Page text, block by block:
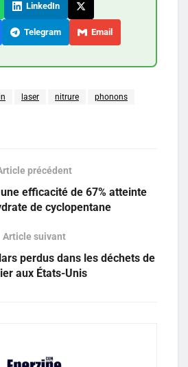
LinkedIn
Telegram Email
laser nitrure phonons
précédent
efficacité de 67% atteinte
de cyclopentane
Article suivant
perdus dans les déchets de
aux États-Unis